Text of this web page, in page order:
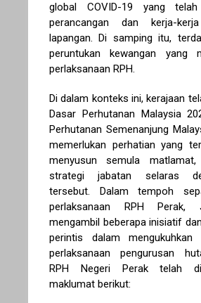
global COVID-19 yang telah
perancangan dan kerja-
lapangan. Di samping itu,
peruntukan kewangan yang
perlaksanaan RPH.
Di dalam konteks ini, kerajaan
Dasar Perhutanan Malaysia
Perhutanan Semenanjung
memerlukan perhatian yang
menyusun semula
strategi jabatan selaras
tersebut. Dalam tempoh
perlaksanaan RPH Perak,
mengambil beberapa inisiatif
perintis dalam mengukuhkan
perlaksanaan pengurusan
RPH Negeri Perak telah
maklumat berikut: